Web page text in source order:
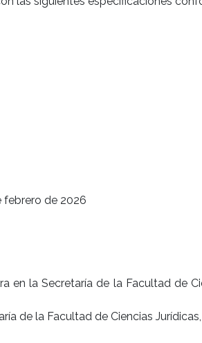
febrero de 2026
la Secretaría de la Facultad de
de la Facultad de Ciencias